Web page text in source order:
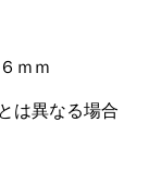
ｍｍ
は異なる場合